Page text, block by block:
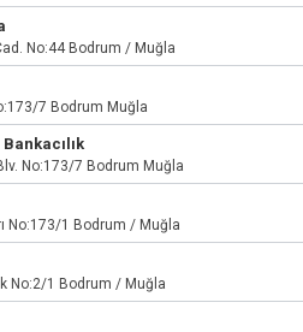
No:44 Bodrum / Muğla
7 Bodrum Muğla
No:173/7 Bodrum Muğla
No:173/1 Bodrum / Muğla
No:2/1 Bodrum / Muğla